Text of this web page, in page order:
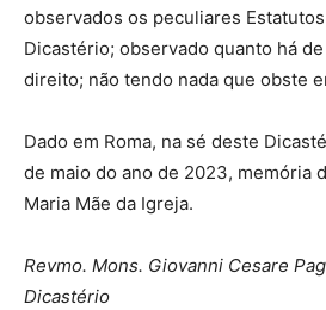
observados os peculiares
Dicastério; observado quanto há
direito; não tendo nada que obste
Dado em Roma, na sé deste
de maio do ano de 2023, memória
Maria Mãe da Igreja.
Revmo. Mons. Giovanni Cesare
Dicastério